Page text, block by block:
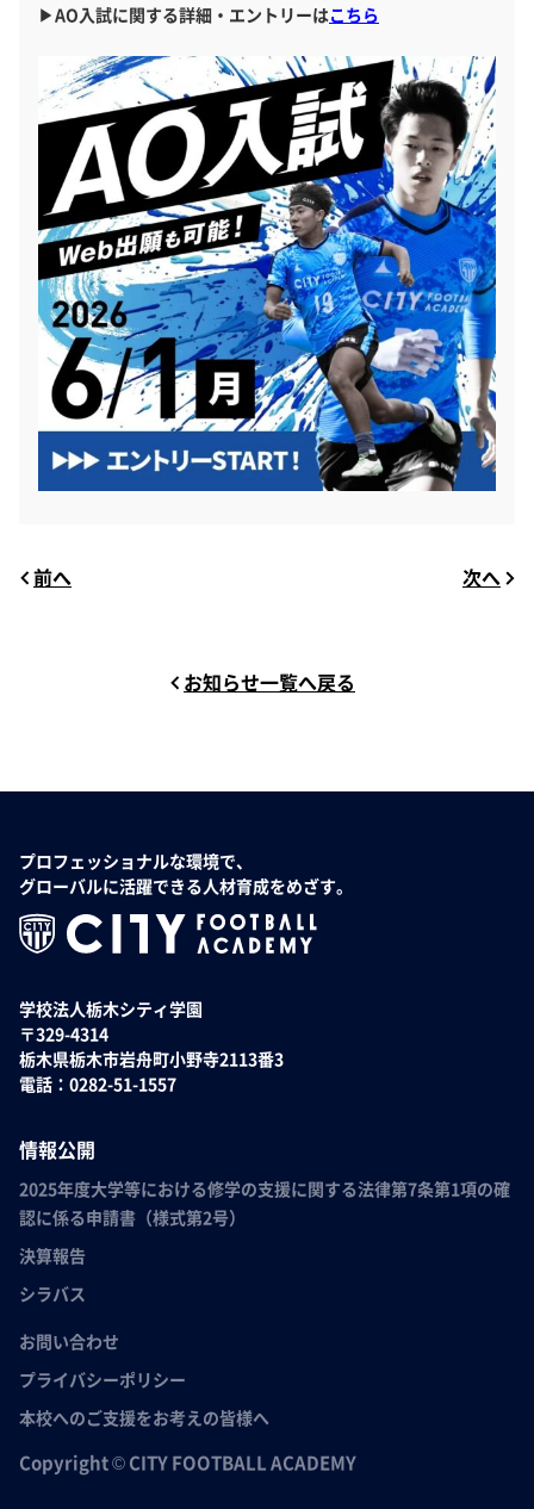
▶AO入試に関する詳細・エントリーはこちら
前へ 次へ
お知らせ一覧へ戻る
プロフェッショナルな環境で、
グローバルに活躍できる人材育成をめざす。
学校法人栃木シティ学園
〒329-4314
栃木県栃木市岩舟町小野寺2113番3
電話：0282-51-1557
情報公開
2025年度大学等における修学の支援に関する法律第7条第1項の確
認に係る申請書（様式第2号）
決算報告
シラバス
お問い合わせ
プライバシーポリシー
本校へのご支援をお考えの皆様へ
Copyright © CITY FOOTBALL ACADEMY